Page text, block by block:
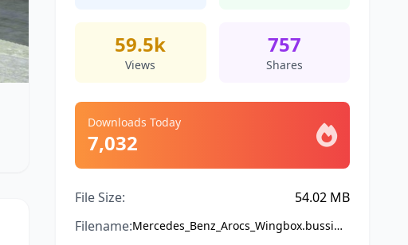
59.5k
Views
757
Shares
Downloads Today
7,032
File Size:
54.02 MB
Filename:
Mercedes_Benz_Arocs_Wingbox.bussidmod